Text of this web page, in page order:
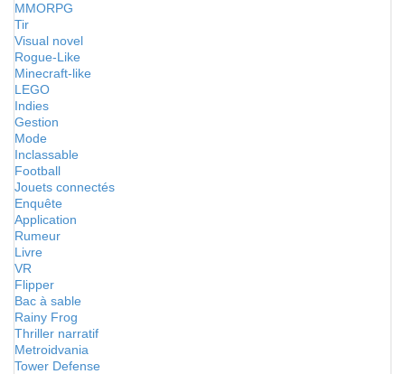
MMORPG
Tir
Visual novel
Rogue-Like
Minecraft-like
LEGO
Indies
Gestion
Mode
Inclassable
Football
Jouets connectés
Enquête
Application
Rumeur
Livre
VR
Flipper
Bac à sable
Rainy Frog
Thriller narratif
Metroidvania
Tower Defense